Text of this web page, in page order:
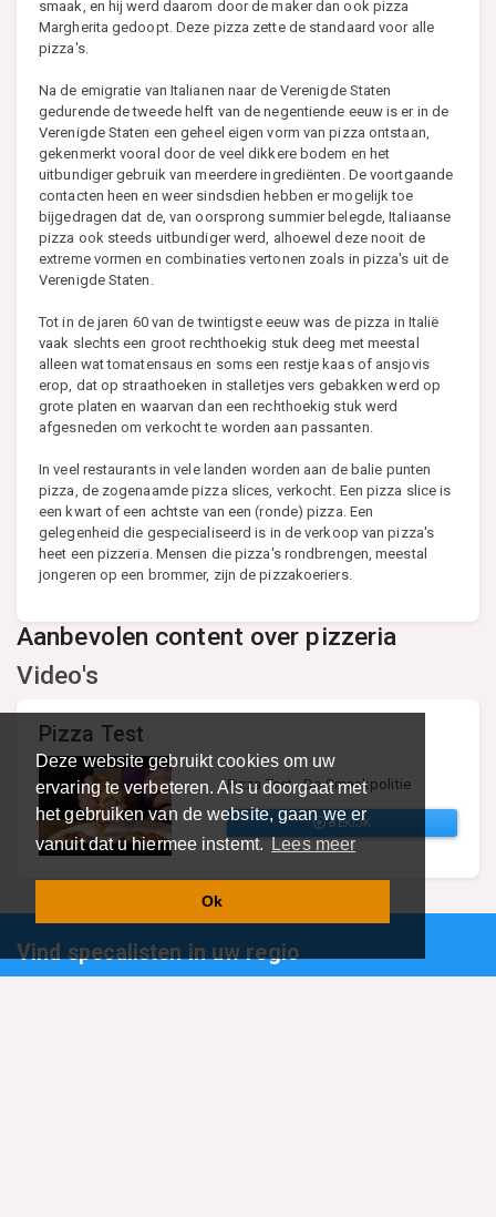
Deze website gebruikt cookies om uw
ervaring te verbeteren. Als u doorgaat met
het gebruiken van de website, gaan we er
vanuit dat u hiermee instemt.
Lees meer
Ok
smaak, en hij werd daarom door de maker dan ook pizza
Margherita gedoopt. Deze pizza zette de standaard voor alle
pizza's.
Na de emigratie van Italianen naar de Verenigde Staten
gedurende de tweede helft van de negentiende eeuw is er in de
Verenigde Staten een geheel eigen vorm van pizza ontstaan,
gekenmerkt vooral door de veel dikkere bodem en het
uitbundiger gebruik van meerdere ingrediënten. De voortgaande
contacten heen en weer sindsdien hebben er mogelijk toe
bijgedragen dat de, van oorsprong summier belegde, Italiaanse
pizza ook steeds uitbundiger werd, alhoewel deze nooit de
extreme vormen en combinaties vertonen zoals in pizza's uit de
Verenigde Staten.
Tot in de jaren 60 van de twintigste eeuw was de pizza in Italië
vaak slechts een groot rechthoekig stuk deeg met meestal
alleen wat tomatensaus en soms een restje kaas of ansjovis
erop, dat op straathoeken in stalletjes vers gebakken werd op
grote platen en waarvan dan een rechthoekig stuk werd
afgesneden om verkocht te worden aan passanten.
In veel restaurants in vele landen worden aan de balie punten
pizza, de zogenaamde pizza slices, verkocht. Een pizza slice is
een kwart of een achtste van een (ronde) pizza. Een
gelegenheid die gespecialiseerd is in de verkoop van pizza's
heet een pizzeria. Mensen die pizza's rondbrengen, meestal
jongeren op een brommer, zijn de pizzakoeriers.
Aanbevolen content over pizzeria
Video's
Pizza Test
Pizza Test - De Smaakpolitie
BEKIJK
Vind specalisten in uw regio